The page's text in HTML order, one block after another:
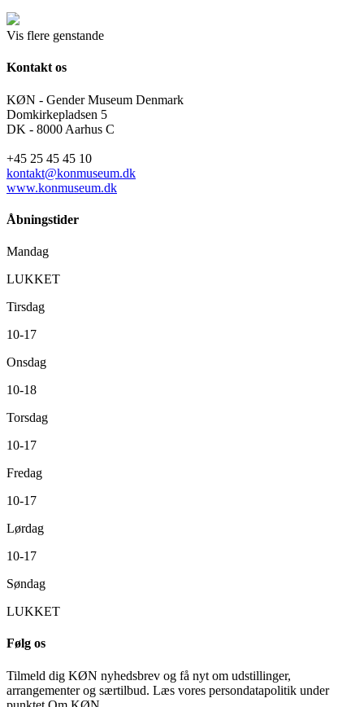
Vis flere genstande
Kontakt os
KØN - Gender Museum Denmark
Domkirkepladsen 5
DK - 8000 Aarhus C
+45 25 45 45 10
kontakt@konmuseum.dk
www.konmuseum.dk
Åbningstider
Mandag
LUKKET
Tirsdag
10-17
Onsdag
10-18
Torsdag
10-17
Fredag
10-17
Lørdag
10-17
Søndag
LUKKET
Følg os
Tilmeld dig KØN nyhedsbrev og få nyt om udstillinger,
arrangementer og særtilbud. Læs vores persondatapolitik under